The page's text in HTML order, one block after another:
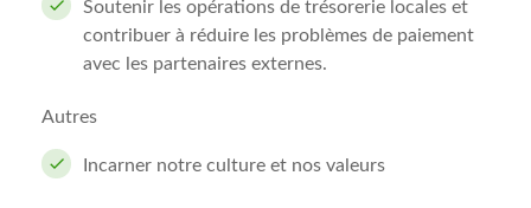
Soutenir les opérations de trésorerie locales et
contribuer à réduire les problèmes de paiement
avec les partenaires externes.
Autres
Incarner notre culture et nos valeurs